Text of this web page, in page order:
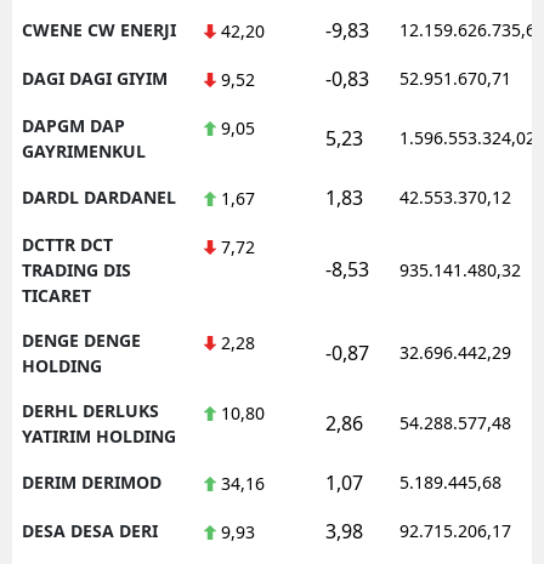
CWENE CW ENERJI 42,20 -9,83 12.159.626.735,62
DAGI DAGI GIYIM 9,52 -0,83 52.951.670,71
DAPGM DAP
GAYRIMENKUL
9,05 5,23 1.596.553.324,02
DARDL DARDANEL 1,67 1,83 42.553.370,12
DCTTR DCT
TRADING DIS
TICARET
7,72
-8,53 935.141.480,32
DENGE DENGE
HOLDING
2,28 -0,87 32.696.442,29
DERHL DERLUKS
YATIRIM HOLDING
10,80 2,86 54.288.577,48
DERIM DERIMOD 34,16 1,07 5.189.445,68
DESA DESA DERI 9,93 3,98 92.715.206,17